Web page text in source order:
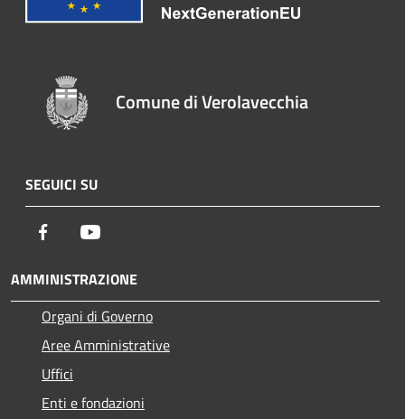
Comune di Verolavecchia
SEGUICI SU
Facebook
AMMINISTRAZIONE
Organi di Governo
Aree Amministrative
Uffici
Enti e fondazioni